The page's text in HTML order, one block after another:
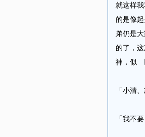
就这样
的是像
弟仍是
的了，
神，似
「小清
「我不